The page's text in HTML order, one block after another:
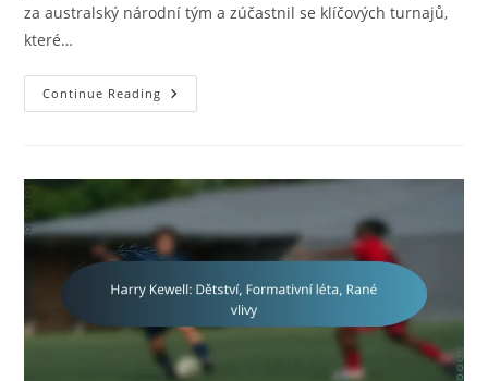
za australský národní tým a zúčastnil se klíčových turnajů,
které…
Continue Reading Harry
Kewell:
Kariérní
Vrcholy